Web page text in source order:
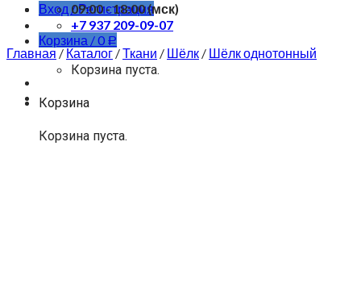
Вход / Регистрация
Корзина /0 Р
Корзина пуста.
Корзина
Корзина пуста.
09:00 - 18:00 (мск)
+7 937 209-09-07
Главная/Каталог/Ткани / Шёлк / Шёлк однотонный